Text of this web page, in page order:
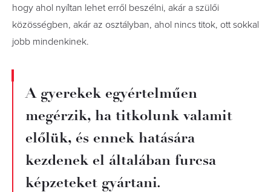
hogy ahol nyíltan lehet erről beszélni, akár a szülői
közösségben, akár az osztályban, ahol nincs titok, ott sokkal
jobb mindenkinek.
A gyerekek egyértelműen
megérzik, ha titkolunk valamit
előlük, és ennek hatására
kezdenek el általában furcsa
képzeteket gyártani.